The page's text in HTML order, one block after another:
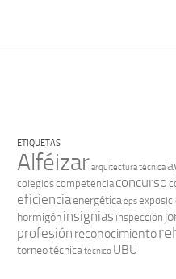
ETIQUETAS
Alféizararquitectura técnica
colegioscompetencia concurso
eficienciaenergéticaeps
hormigóninsignias inspección
profesión reconocimiento
torneotécnicatécnico UBU